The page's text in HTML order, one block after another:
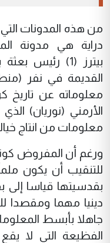
من هذه المدونات
دراية هي مدونة
القديمة في نفر
معلوماته عن تاريخ
الأرمني (نوريان)
معلومات من انتاج
ورغم أن المفروض كونه
للتنقيب أن يكون
بقدسيتها قياسا إلى
دينيا مهما ومقصدا
جاهلا بأبسط
الفظيعة التي لا